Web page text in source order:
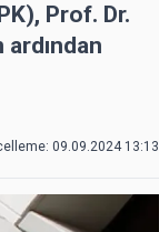
Prof. Dr.
ardından
09.09.2024 13:13